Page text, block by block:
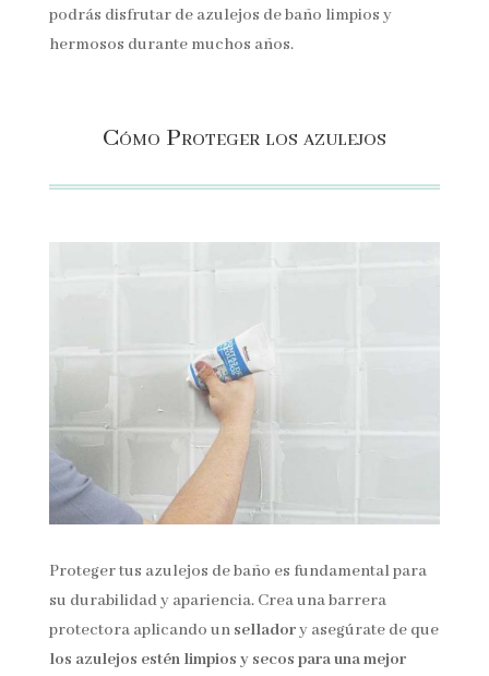
podrás disfrutar de azulejos de baño limpios y
hermosos durante muchos años.
Cómo Proteger los azulejos
Proteger tus azulejos de baño es fundamental para
su durabilidad y apariencia. Crea una barrera
protectora aplicando un selladory asegúrate de que
los azulejos estén limpios y secos para una mejor